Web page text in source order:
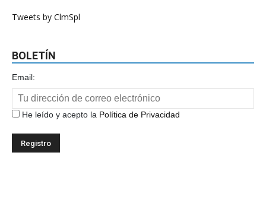
Tweets by ClmSpl
BOLETÍN
Email:
He leído y acepto la Política de Privacidad